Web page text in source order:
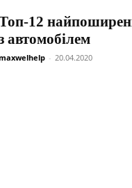
12
автомобілем
- 20.04.2020